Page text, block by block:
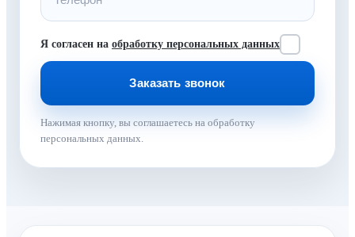
Я согласен на обработку персональных данных
Нажимая кнопку, вы соглашаетесь на обработку
персональных данных.